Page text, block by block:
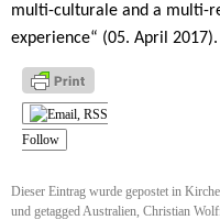
multi-culturale and a multi-
experience“ (05. April 2017).
Follow
Dieser Eintrag wurde gepostet in Kirche
und getaggedAustralien, Christian